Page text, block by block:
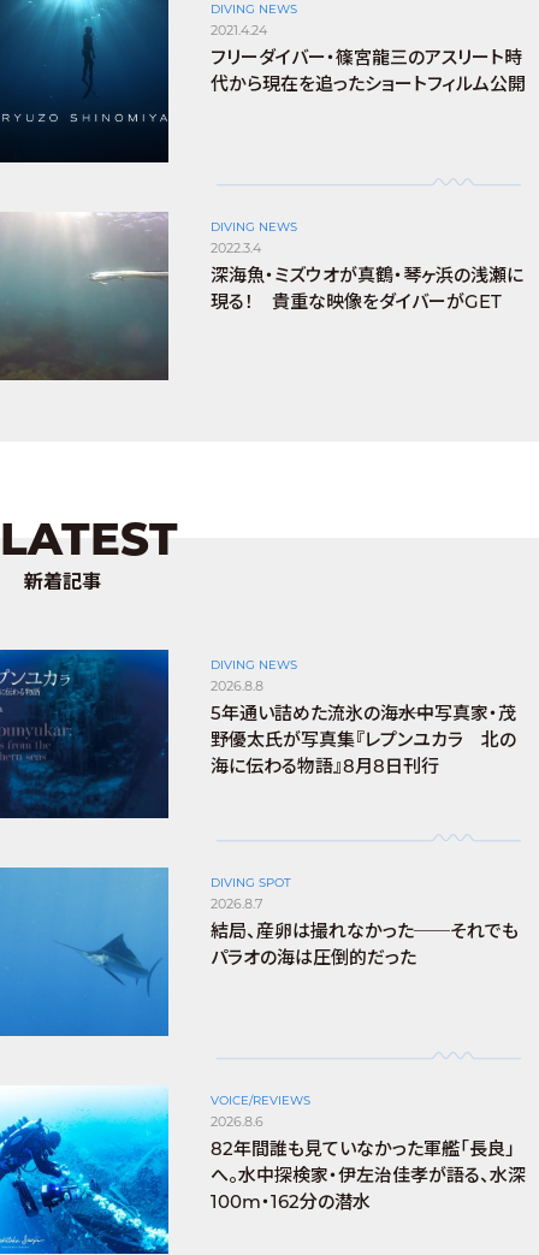
DIVING NEWS
2021.4.24
フリーダイバー・篠宮龍三のアスリート時
代から現在を追ったショートフィルム公開
DIVING NEWS
2022.3.4
深海魚・ミズウオが真鶴・琴ヶ浜の浅瀬に
現る！ 貴重な映像をダイバーがGET
LATEST
新着記事
DIVING NEWS
2026.8.8
5年通い詰めた流氷の海――水中写真家・茂
野優太氏が写真集『レプンユカラ 北の
海に伝わる物語』8月8日刊行
DIVING SPOT
2026.8.7
結局、産卵は撮れなかった──それでも
パラオの海は圧倒的だった
VOICE/REVIEWS
2026.8.6
82年間誰も見ていなかった軍艦「長良」
へ。水中探検家・伊左治佳孝が語る、水深
100m・162分の潜水